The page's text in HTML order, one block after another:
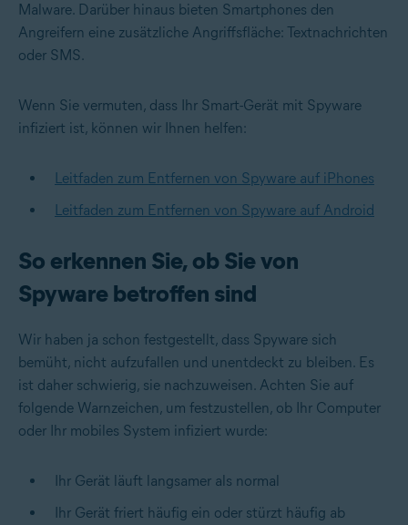
Malware. Darüber hinaus bieten Smartphones den
Angreifern eine zusätzliche Angriffsfläche: Textnachrichten
oder SMS.
Wenn Sie vermuten, dass Ihr Smart-Gerät mit Spyware
infiziert ist, können wir Ihnen helfen:
Leitfaden zum Entfernen von Spyware auf iPhones
Leitfaden zum Entfernen von Spyware auf Android
So erkennen Sie, ob Sie von
Spyware betroffen sind
Wir haben ja schon festgestellt, dass Spyware sich
bemüht, nicht aufzufallen und unentdeckt zu bleiben. Es
ist daher schwierig, sie nachzuweisen. Achten Sie auf
folgende Warnzeichen, um festzustellen, ob Ihr Computer
oder Ihr mobiles System infiziert wurde:
Ihr Gerät läuft langsamer als normal
Ihr Gerät friert häufig ein oder stürzt häufig ab